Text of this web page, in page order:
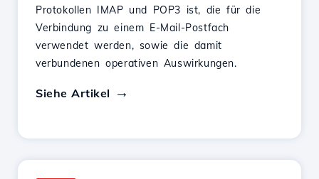
Protokollen IMAP und POP3 ist, die für die
Verbindung zu einem E-Mail-Postfach
verwendet werden, sowie die damit
verbundenen operativen Auswirkungen.
Siehe Artikel